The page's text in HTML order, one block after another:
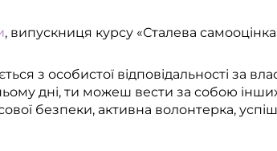
, випускниця курсу «Сталева
з особистої відповідальності за
дні, ти можеш вести за собою
безпеки, активна волонтерка,